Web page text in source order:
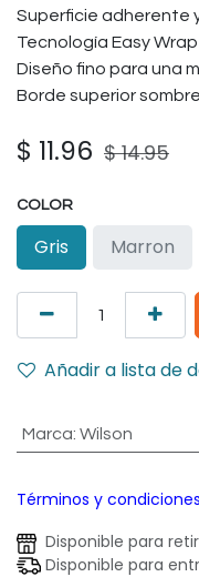
Superficie adherente
Tecnología Easy
Diseño fino para una
Borde superior
$ 11.96 $14.95
COLOR
Gris Marron
Añadir a lista de
Marca: Wilson
Términos y condiciones
Disponible para
Disponible para